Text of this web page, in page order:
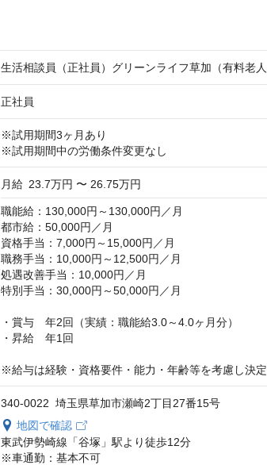
生活相談員（正社員）グリーンライフ草加（有料老人
正社員
※試用期間3ヶ月あり
※試用期間中の労働条件変更なし
月給 23.7万円 〜 26.75万円
職能給：130,000円～130,000円／月
都市給：50,000円／月
資格手当：7,000円～15,000円／月
職務手当：10,000円～12,500円／月
処遇改善手当：10,000円／月
特別手当：30,000円～50,000円／月
・賞与　年2回（実績：職能給3.0～4.0ヶ月分）
・昇給　年1回
※給与は経験・資格要件・能力・年齢等を考慮し決定
340-0022 埼玉県草加市瀬崎2丁目27番15号
地図で確認
東武伊勢崎線「谷塚」駅より徒歩12分
※車通勤：基本不可